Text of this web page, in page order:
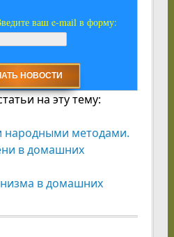
ваш e-mail в форму:
на эту тему:
народными методами.
в домашних
в домашних